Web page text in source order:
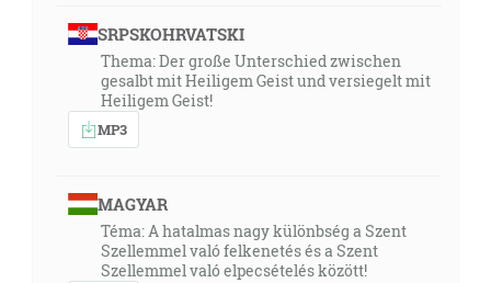
SRPSKOHRVATSKI
Thema: Der große Unterschied zwischen
gesalbt mit Heiligem Geist und versiegelt mit
Heiligem Geist!
MP3
MAGYAR
Téma: A hatalmas nagy különbség a Szent
Szellemmel való felkenetés és a Szent
Szellemmel való elpecsételés között!